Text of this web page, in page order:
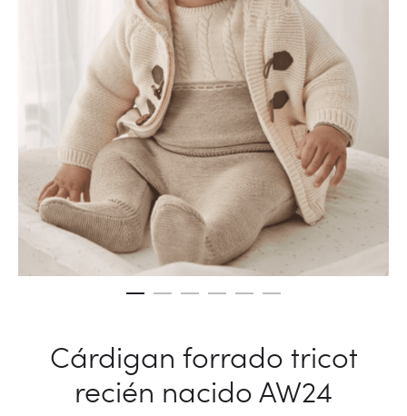
Cárdigan forrado tricot
recién nacido AW24